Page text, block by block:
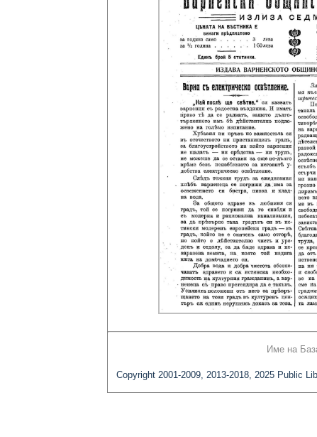
Име на
Copyright 2001-2009, 2013-2018, 2025 Public